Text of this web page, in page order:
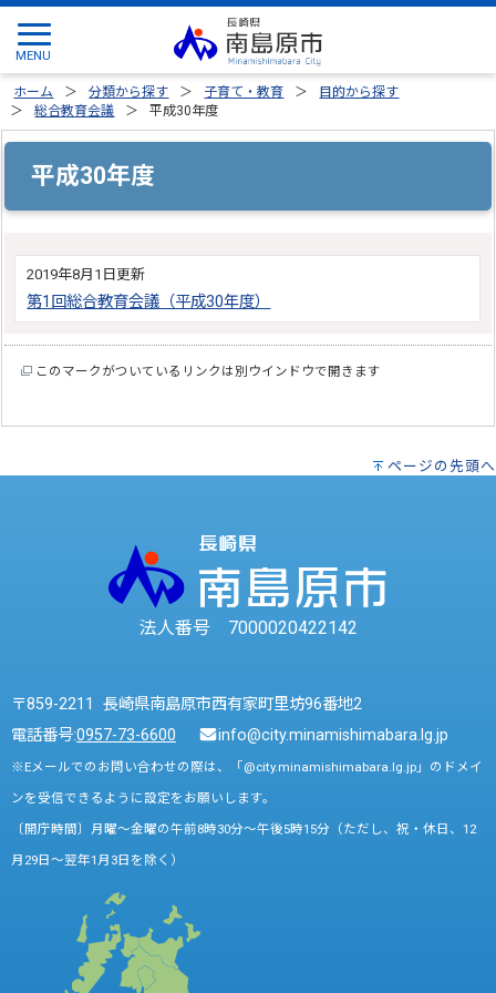
ホーム 分類から探す 子育て・教育
目的から探す
総合教育会議
平成30年度
平成30年度
2019年8月1日更新
第1回総合教育会議（平成30年度）
このマークがついているリンクは別ウインドウで開きます
ページの先頭へ
法人番号 7000020422142
〒859-2211 長崎県南島原市西有家町里坊96番地2
電話番号:0957-73-6600 info@city.minamishimabara.lg.jp
※Eメールでのお問い合わせの際は、「@city.minamishimabara.lg.jp」のドメイ
ンを受信できるように設定をお願いします。
〔開庁時間〕月曜～金曜の午前8時30分～午後5時15分（ただし、祝・休日、12
月29日～翌年1月3日を除く）